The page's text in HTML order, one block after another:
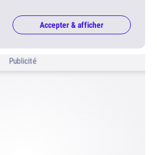
Accepter & afficher
Publicité